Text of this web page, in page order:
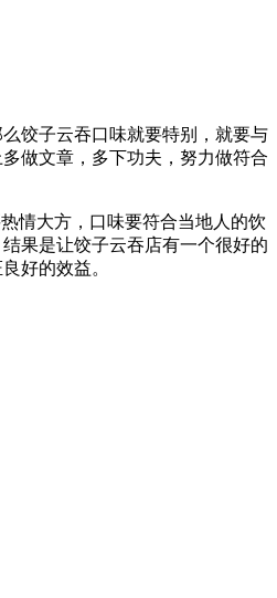
饺子云吞口味就要特别，就要与
做文章，多下功夫，努力做符合
情大方，口味要符合当地人的饮
果是让饺子云吞店有一个很好的
好的效益。